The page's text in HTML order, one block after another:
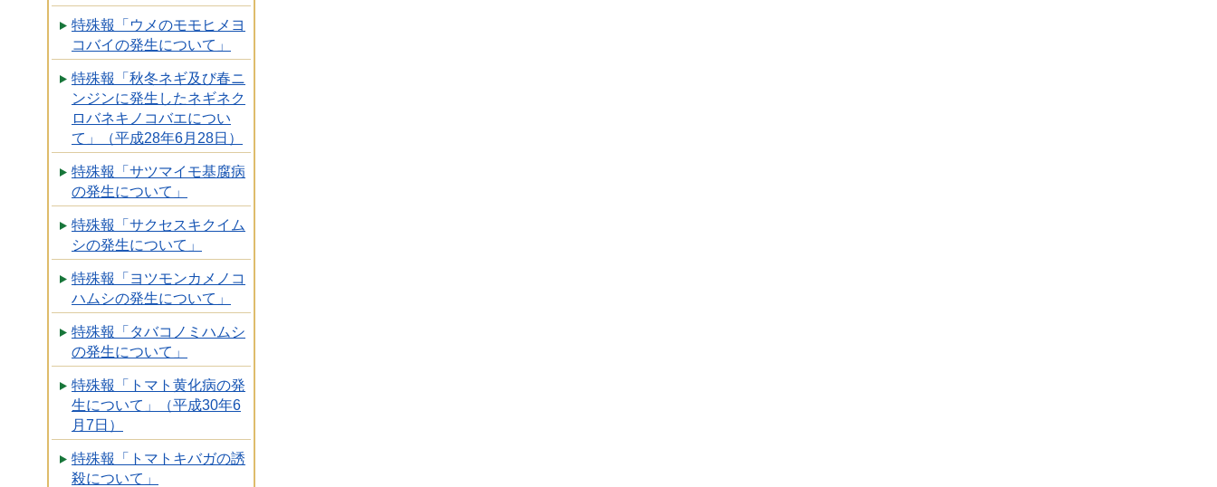
特殊報「ウメのモモヒメヨ
コバイの発生について」
特殊報「秋冬ネギ及び春ニ
ンジンに発生したネギネク
ロバネキノコバエについ
て」（平成28年6月28日）
特殊報「サツマイモ基腐病
の発生について」
特殊報「サクセスキクイム
シの発生について」
特殊報「ヨツモンカメノコ
ハムシの発生について」
特殊報「タバコノミハムシ
の発生について」
特殊報「トマト黄化病の発
生について」（平成30年6
月7日）
特殊報「トマトキバガの誘
殺について」